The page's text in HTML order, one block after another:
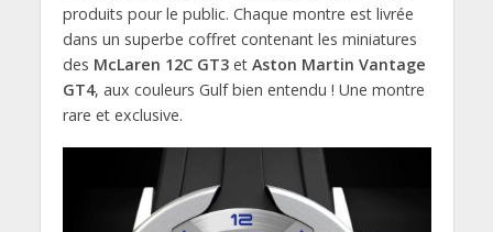
produits pour le public. Chaque montre est livrée
dans un superbe coffret contenant les miniatures
des McLaren 12C GT3et Aston Martin Vantage
GT4, aux couleurs Gulf bien entendu ! Une montre
rare et exclusive.